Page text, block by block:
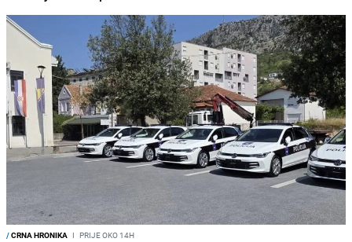
/CRNA HRONIKA I PRIJE OKO 14H